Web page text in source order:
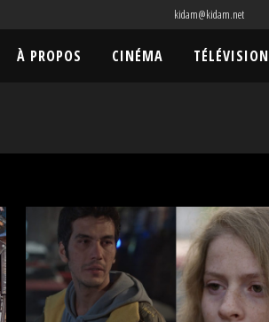
kidam@kidam.net
À PROPOS CINÉMA TÉLÉVISION